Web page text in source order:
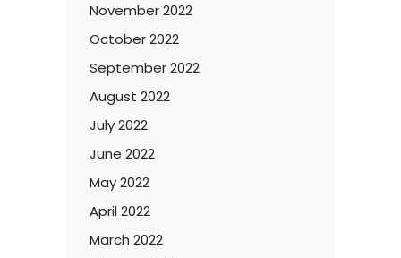
November 2022
October 2022
September 2022
August 2022
July 2022
June 2022
May 2022
April 2022
March 2022